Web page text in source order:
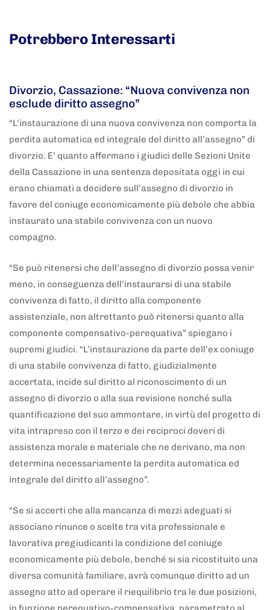
Potrebbero Interessarti
Divorzio, Cassazione: “Nuova convivenza non
esclude diritto assegno”
“L’instaurazione di una nuova convivenza non comporta la
perdita automatica ed integrale del diritto all’assegno” di
divorzio. E’ quanto affermano i giudici delle Sezioni Unite
della Cassazione in una sentenza depositata oggi in cui
erano chiamati a decidere sull’assegno di divorzio in
favore del coniuge economicamente più debole che abbia
instaurato una stabile convivenza con un nuovo
compagno.
“Se può ritenersi che dell’assegno di divorzio possa venir
meno, in conseguenza dell’instaurarsi di una stabile
convivenza di fatto, il diritto alla componente
assistenziale, non altrettanto può ritenersi quanto alla
componente compensativo-perequativa” spiegano i
supremi giudici. “L’instaurazione da parte dell’ex coniuge
di una stabile convivenza di fatto, giudizialmente
accertata, incide sul diritto al riconoscimento di un
assegno di divorzio o alla sua revisione nonché sulla
quantificazione del suo ammontare, in virtù del progetto di
vita intrapreso con il terzo e dei reciproci doveri di
assistenza morale e materiale che ne derivano, ma non
determina necessariamente la perdita automatica ed
integrale del diritto all’assegno”.
“Se si accerti che alla mancanza di mezzi adeguati si
associano rinunce o scelte tra vita professionale e
lavorativa pregiudicanti la condizione del coniuge
economicamente più debole, benché si sia ricostituito una
diversa comunità familiare, avrà comunque diritto ad un
assegno atto ad operare il riequilibrio tra le due posizioni,